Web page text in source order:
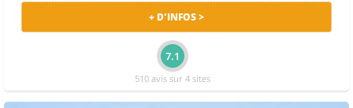
+ D'INFOS >
7.1
510 avis sur 4 sites